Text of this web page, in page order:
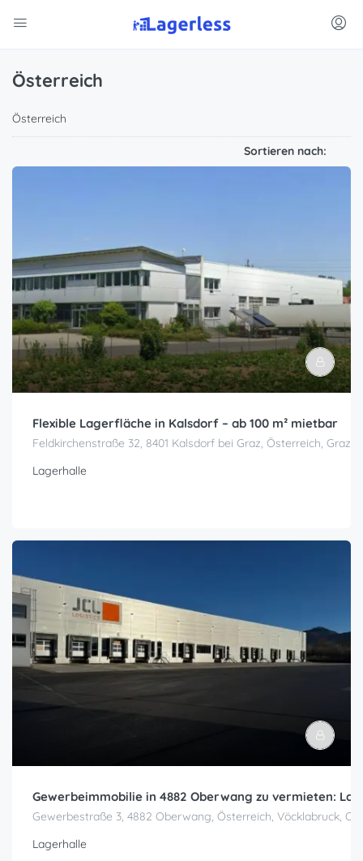
Österreich
Österreich
Sortieren nach:
Flexible Lagerfläche in Kalsdorf – ab 100 m² mietbar
Feldkirchenstraße 32, 8401 Kalsdorf bei Graz, Österreich,
Lagerhalle
Gewerbeimmobilie in 4882 Oberwang zu vermieten:
Gewerbestraße 3, 4882 Oberwang, Österreich, Vöcklabruck,
Lagerhalle